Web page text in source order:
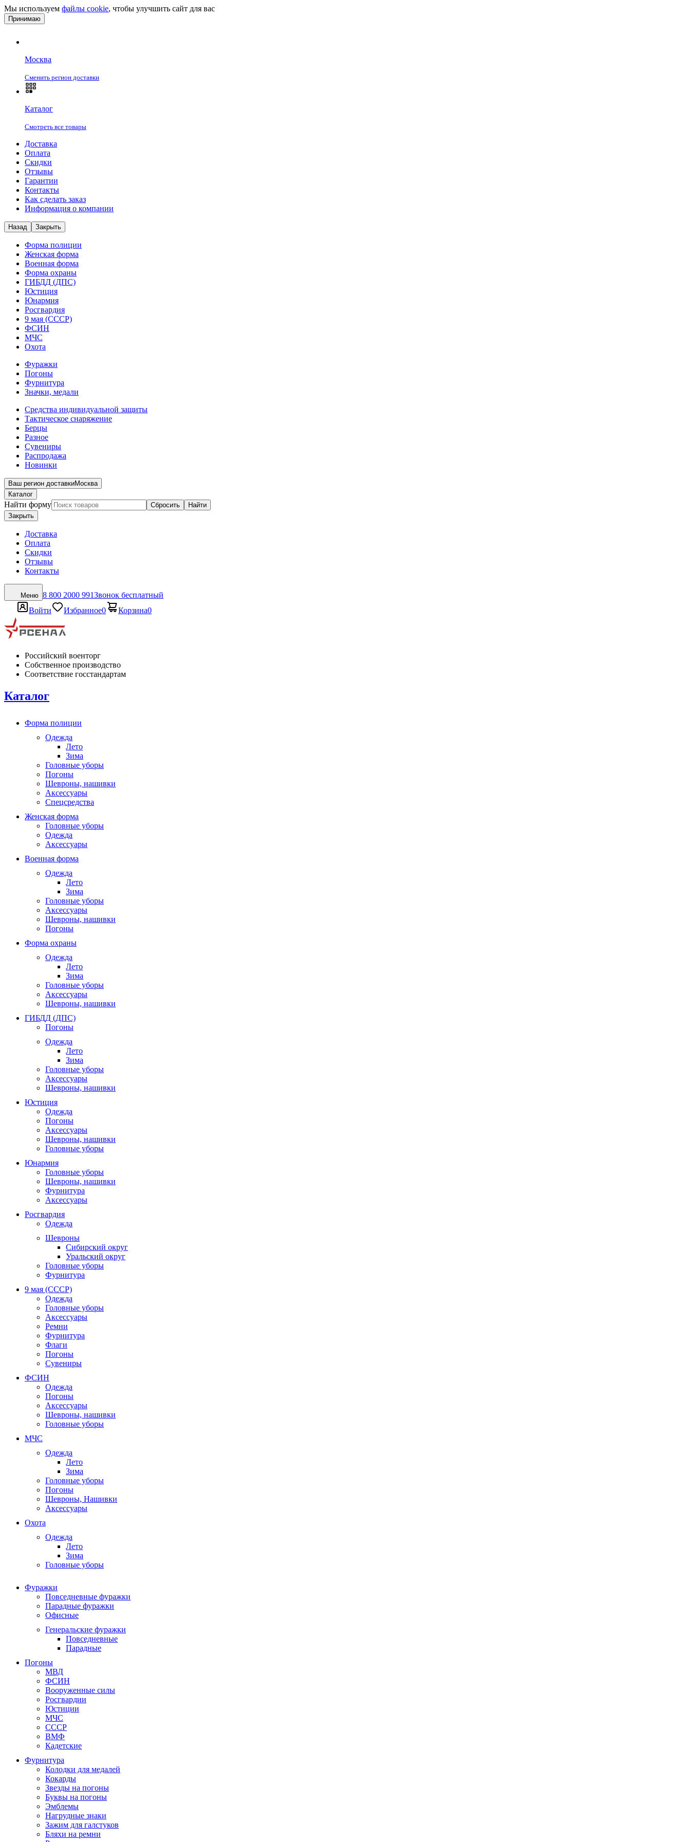
Мы используем файлы cookie, чтобы улучшить сайт для вас
Принимаю
Москва
Сменить регион доставки
Каталог
Смотреть все товары
Доставка
Оплата
Скидки
Отзывы
Гарантии
Контакты
Как сделать заказ
Информация о компании
Назад Закрыть
Форма полиции
Женская форма
Военная форма
Форма охраны
ГИБДД (ДПС)
Юстиция
Юнармия
Росгвардия
9 мая (СССР)
ФСИН
МЧС
Охота
Фуражки
Погоны
Фурнитура
Значки, медали
Средства индивидуальной защиты
Тактическое снаряжение
Берцы
Разное
Сувениры
Распродажа
Новинки
Ваш регион доставкиМосква
Каталог
Найти форму Сбросить
Найти
Закрыть
Доставка
Оплата
Скидки
Отзывы
Контакты
Меню 8 800 2000 991Звонок бесплатный
Войти
Избранное0 Корзина0
Российский военторг
Собственное производство
Соответствие госстандартам
Каталог
Форма полиции
Одежда
Лето
Зима
Головные уборы
Погоны
Шевроны, нашивки
Аксессуары
Спецсредства
Женская форма
Головные уборы
Одежда
Аксессуары
Военная форма
Одежда
Лето
Зима
Головные уборы
Аксессуары
Шевроны, нашивки
Погоны
Форма охраны
Одежда
Лето
Зима
Головные уборы
Аксессуары
Шевроны, нашивки
ГИБДД (ДПС)
Погоны
Одежда
Лето
Зима
Головные уборы
Аксессуары
Шевроны, нашивки
Юстиция
Одежда
Погоны
Аксессуары
Шевроны, нашивки
Головные уборы
Юнармия
Головные уборы
Шевроны, нашивки
Фурнитура
Аксессуары
Росгвардия
Одежда
Шевроны
Сибирский округ
Уральский округ
Головные уборы
Фурнитура
9 мая (СССР)
Одежда
Головные уборы
Аксессуары
Ремни
Фурнитура
Флаги
Погоны
Сувениры
ФСИН
Одежда
Погоны
Аксессуары
Шевроны, нашивки
Головные уборы
МЧС
Одежда
Лето
Зима
Головные уборы
Погоны
Шевроны, Нашивки
Аксессуары
Охота
Одежда
Лето
Зима
Головные уборы
Фуражки
Повседневные фуражки
Парадные фуражки
Офисные
Генеральские фуражки
Повседневные
Парадные
Погоны
МВД
ФСИН
Вооруженные силы
Росгвардии
Юстиции
МЧС
СССР
ВМФ
Кадетские
Фурнитура
Колодки для медалей
Кокарды
Звезды на погоны
Буквы на погоны
Эмблемы
Нагрудные знаки
Зажим для галстуков
Бляхи на ремни